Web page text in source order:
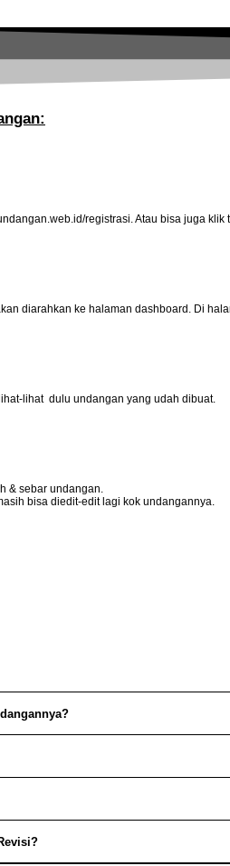
registrasi. Atau bisa juga klik
diarahkan ke halaman dashboard. Di
lihat dulu undangan yang udah dibuat.
& sebar undangan.
bisa diedit-edit lagi kok undangannya.